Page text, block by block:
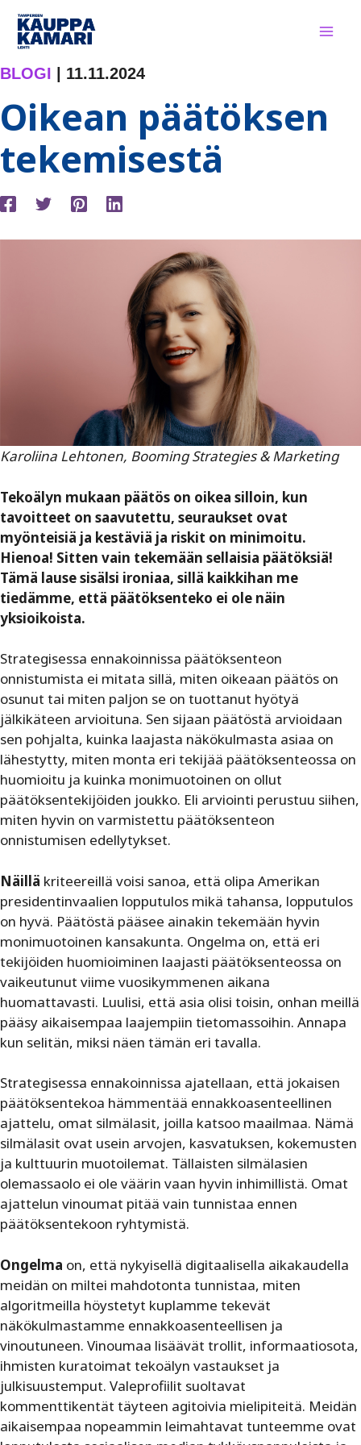
Siirry
sisältöön
BLOGI 11.11.2024
Oikean päätöksen
tekemisestä
Karoliina Lehtonen, Booming Strategies & Marketing
Tekoälyn mukaan päätös on oikea silloin, kun
tavoitteet on saavutettu, seuraukset ovat
myönteisiä ja kestäviä ja riskit on minimoitu.
Hienoa! Sitten vain tekemään sellaisia päätöksiä!
Tämä lause sisälsi ironiaa, sillä kaikkihan me
tiedämme, että päätöksenteko ei ole näin
yksioikoista.
Strategisessa ennakoinnissa päätöksenteon
onnistumista ei mitata sillä, miten oikeaan päätös on
osunut tai miten paljon se on tuottanut hyötyä
jälkikäteen arvioituna. Sen sijaan päätöstä arvioidaan
sen pohjalta, kuinka laajasta näkökulmasta asiaa on
lähestytty, miten monta eri tekijää päätöksenteossa on
huomioitu ja kuinka monimuotoinen on ollut
päätöksentekijöiden joukko. ­Eli arviointi perustuu siihen,
miten hyvin on varmistettu päätöksenteon
onnistumisen edellytykset.
Näillä kriteereillä voisi sanoa, että olipa Amerikan
presidentinvaalien lopputulos mikä tahansa, lopputulos
on ­hyvä. Päätöstä pääsee ainakin tekemään hyvin
monimuotoinen kansakunta. Ongelma on, että eri
tekijöiden huomioiminen laajasti päätöksenteossa on
vaikeutunut viime vuosikymmenen aikana
huomattavasti. Luulisi, että asia olisi toisin, onhan meillä
pääsy aikaisempaa laajempiin tietomassoihin. Annapa
kun selitän, miksi näen tämän eri ­tavalla.
Strategisessa ennakoinnissa ajatellaan, että jokaisen
päätöksentekoa hämmentää ennakkoasenteellinen
ajattelu, omat silmälasit, joilla katsoo maailmaa. Nämä
silmälasit ovat usein arvojen, kasvatuksen, kokemusten
ja kulttuurin muotoilemat. Tällaisten silmälasien
olemassaolo ei ole väärin vaan hyvin inhimillistä. Omat
ajattelun vinoumat pitää vain tunnistaa ennen
päätöksentekoon ryhtymistä.
Ongelma on, että nykyisellä digitaalisella aikakaudella
meidän on miltei mahdotonta tunnistaa, miten
algoritmeilla höystetyt kuplamme tekevät
näkökulmastamme ennakkoasenteellisen ja
vinoutuneen. Vinoumaa lisäävät trollit, informaatiosota,
ihmisten kuratoimat tekoälyn ­vastaukset ja
julkisuustemput. Valeprofiilit suoltavat
kommenttikentät täyteen agitoivia mielipiteitä. Meidän
aikaisempaa nopeammin leimahtavat tunteemme ovat